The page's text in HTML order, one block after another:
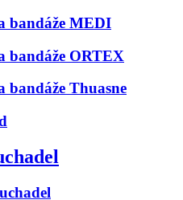
bandáže MEDI
bandáže ORTEX
bandáže Thuasne